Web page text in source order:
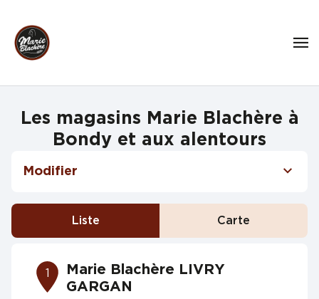
Les magasins Marie Blachère à
Bondy et aux alentours
Modifier
Liste Carte
1
Marie Blachère LIVRY
GARGAN